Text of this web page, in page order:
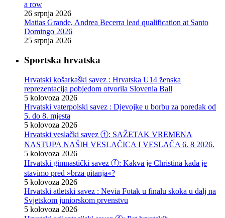
a row
26 srpnja 2026
Matias Grande, Andrea Becerra lead qualification at Santo
Domingo 2026
25 srpnja 2026
Sportska hrvatska
Hrvatski košarkaški savez : Hrvatska U14 ženska
reprezentacija pobjedom otvorila Slovenia Ball
5 kolovoza 2026
Hrvatski vaterpolski savez : Djevojke u borbu za poredak od
5. do 8. mjesta
5 kolovoza 2026
Hrvatski veslački savez ⓕ: SAŽETAK VREMENA
NASTUPA NAŠIH VESLAČICA I VESLAČA 6. 8 2026.
5 kolovoza 2026
Hrvatski gimnastički savez ⓕ: Kakva je Christina kada je
stavimo pred »brza pitanja«?
5 kolovoza 2026
Hrvatski atletski savez : Nevia Fotak u finalu skoka u dalj na
Svjetskom juniorskom prvenstvu
5 kolovoza 2026